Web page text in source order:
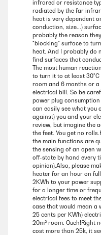
infrared or resistance
radiated by the far
heat is very dependent
conduction, size...)
probably the reason
"blocking" surface to
heat. And I probably do
find surfaces that
The most human
to turn it to at least
room and 6 months or a
electrical bill. So be
power plug
can easily see what you
against) you and your
review, but imagine the
the feet. You get no
the main functions are
the sensing of an open
off-state by hand every
opinion).Also, please
heater for an hour on
2KWh to your power
for a longer time or
electrical fees to meet
case that would mean a
25 cents per KWh)
20m² room. Ouch!Right
cost more than 25k, it